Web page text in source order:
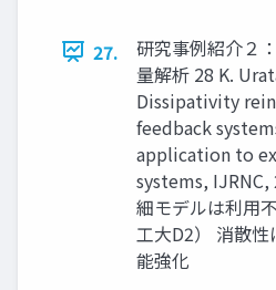
27.
研究事例紹介２
量解析 28 K.
Dissipativity
feedback
application to
systems, IJRNC,
細モデルは利用
工大D2） 消散
能強化